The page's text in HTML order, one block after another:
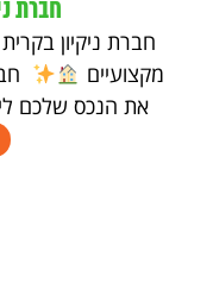
חברת
חברת ניקיון
מקצועיים
את הנכס שלכם